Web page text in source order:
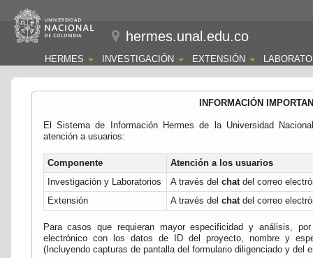
hermes.unal.edu.co
HERMES INVESTIGACIÓN EXTENSIÓN
INFORMACIÓN
El Sistema de Información Hermes de la Universidad
atención a usuarios:
Componente
Atención a los usuarios
Investigación y Laboratorios
A través del chatdel correo
Extensión
A través del chatdel correo
Para casos que requieran mayor especificidad y análisis,
electrónico con los datos de ID del proyecto, nombre y
(Incluyendo capturas de pantalla del formulario diligenciado y del